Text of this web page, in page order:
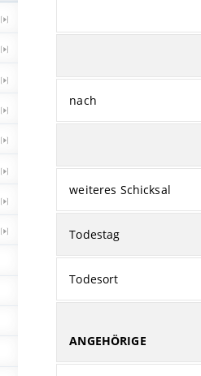
nach
weiteres Schicksal
Todestag
Todesort
ANGEHÖRIGE